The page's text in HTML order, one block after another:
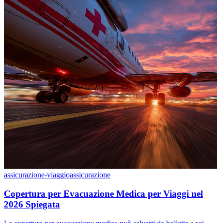
assicurazione-viaggioassicurazione
Copertura per Evacuazione Medica per Viaggi nel
2026 Spiegata